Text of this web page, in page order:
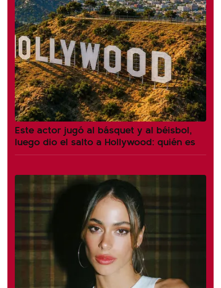
Este actor jugó al básquet y al béisbol,
luego dio el salto a Hollywood: quién es